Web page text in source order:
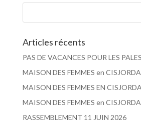
Articles récents
PAS DE VACANCES POUR LES
MAISON DES FEMMES en
MAISON DES FEMMES EN
MAISON DES FEMMES en
RASSEMBLEMENT 11 JUIN 2026